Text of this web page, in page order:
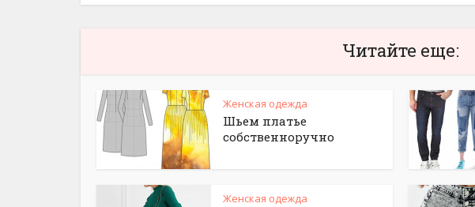
Читайте еще:
Женская одежда
Шьем платье
собственноручно
Женская одежда